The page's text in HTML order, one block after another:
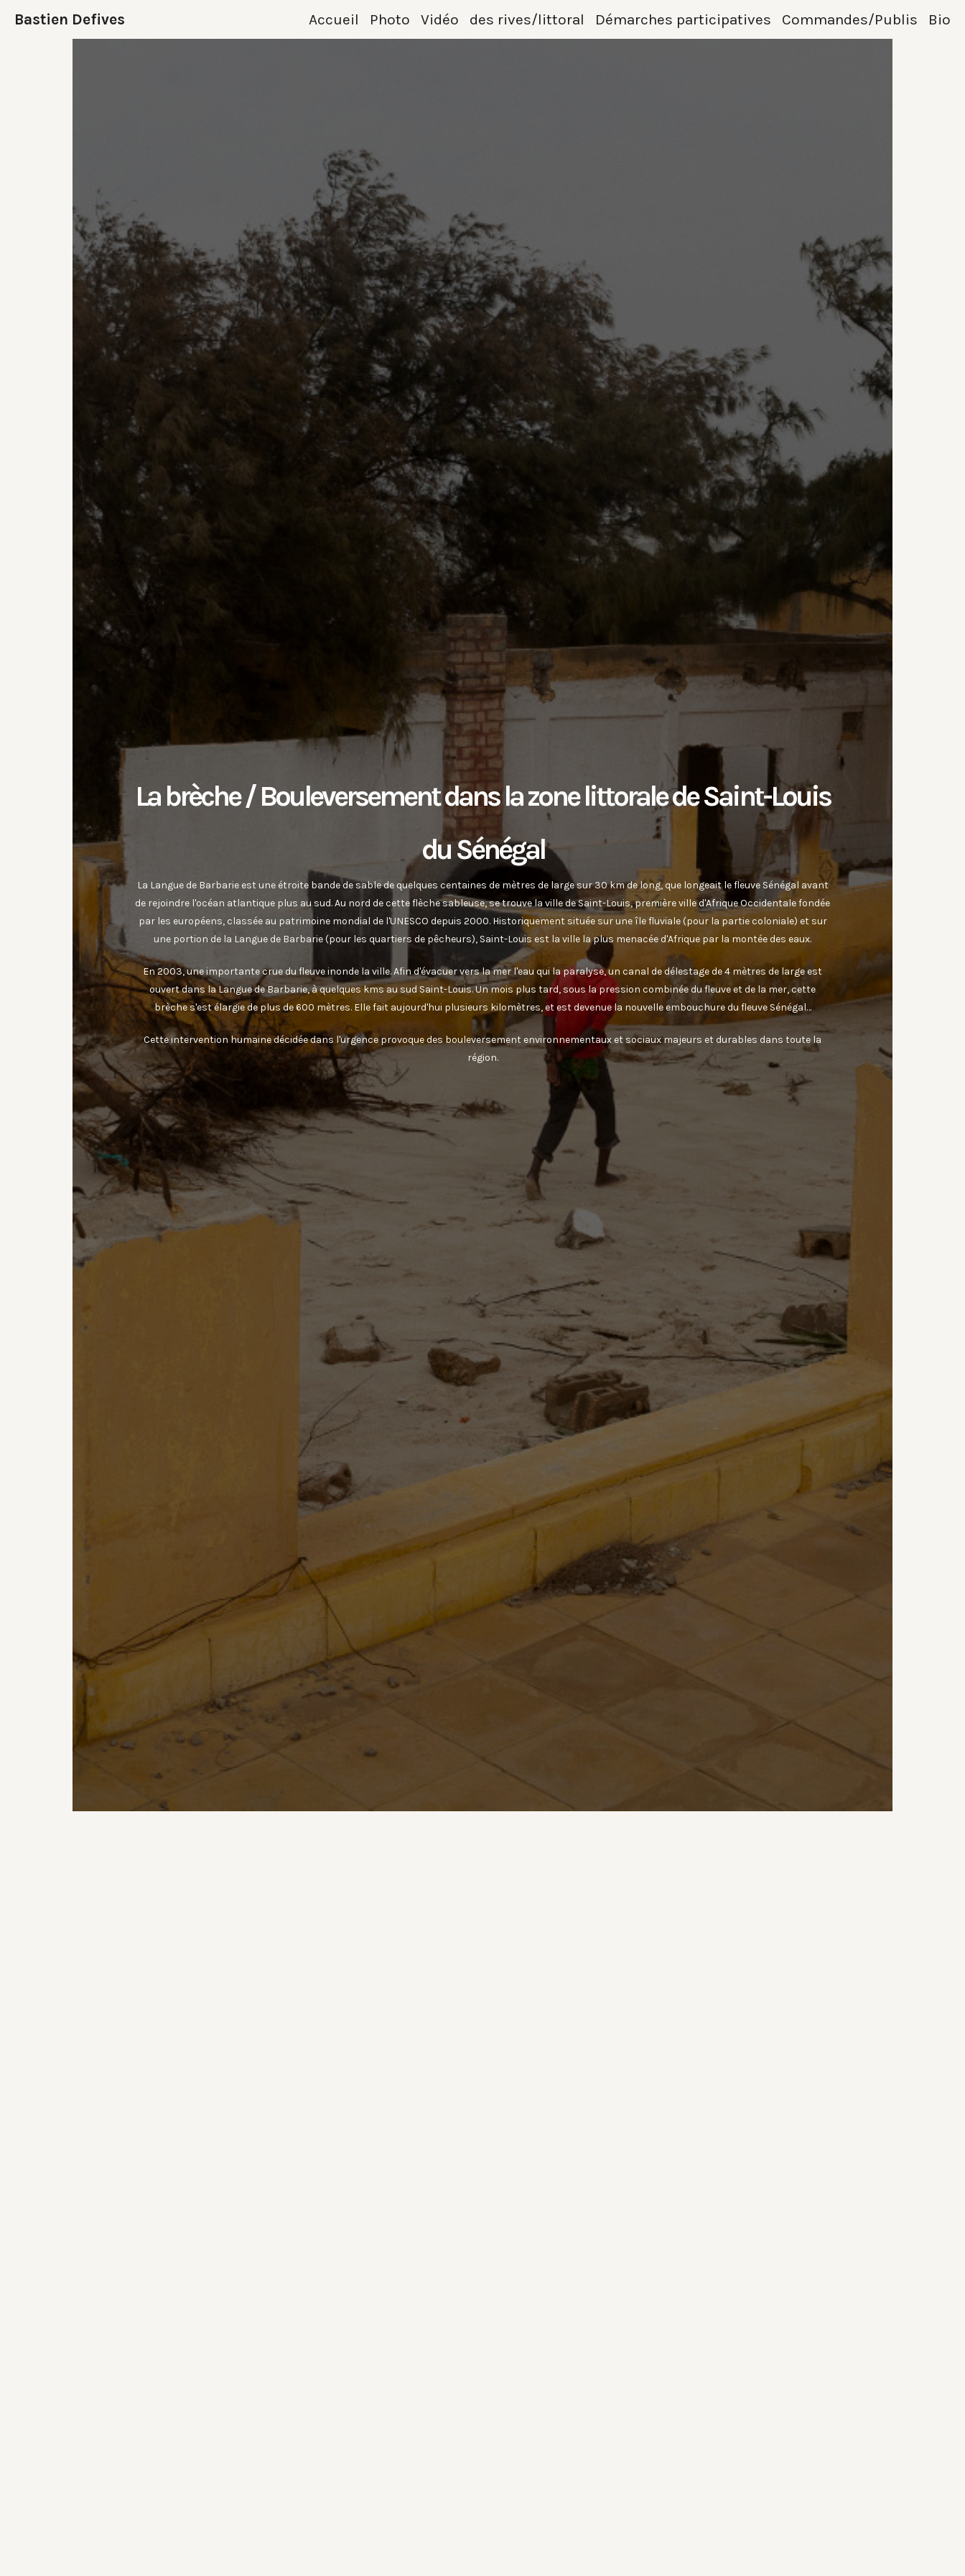
Bastien Defives Accueil Photo Vidéo des rives/littoral Démarches participatives Commandes/Publis Bio
La brèche / Bouleversement dans la zone littorale de Saint-Louis
du Sénégal
La Langue de Barbarie est une étroite bande de sable de quelques centaines de mètres de large sur 30 km de long, que longeait le fleuve Sénégal avant
de rejoindre l'océan atlantique plus au sud. Au nord de cette flèche sableuse, se trouve la ville de Saint-Louis, première ville d'Afrique Occidentale fondée
par les européens, classée au patrimoine mondial de l'UNESCO depuis 2000. Historiquement située sur une île fluviale (pour la partie coloniale) et sur
une portion de la Langue de Barbarie (pour les quartiers de pêcheurs), Saint-Louis est la ville la plus menacée d'Afrique par la montée des eaux.
En 2003, une importante crue du fleuve inonde la ville. Afin d'évacuer vers la mer l'eau qui la paralyse, un canal de délestage de 4 mètres de large est
ouvert dans la Langue de Barbarie, à quelques kms au sud Saint-Louis. Un mois plus tard, sous la pression combinée du fleuve et de la mer, cette
brèche s'est élargie de plus de 600 mètres. Elle fait aujourd'hui plusieurs kilomètres, et est devenue la nouvelle embouchure du fleuve Sénégal…
Cette intervention humaine décidée dans l'urgence provoque des bouleversement environnementaux et sociaux majeurs et durables dans toute la
région.